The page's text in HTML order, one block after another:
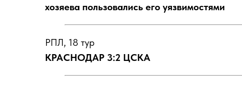
хозяева пользовались его уязвимостями
РПЛ, 18 тур
КРАСНОДАР 3:2 ЦСКА